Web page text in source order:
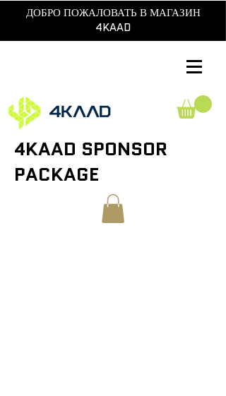
ДОБРО ПОЖАЛОВАТЬ В МАГАЗИН
4KAAD
4KAAD SPONSOR
PACKAGE